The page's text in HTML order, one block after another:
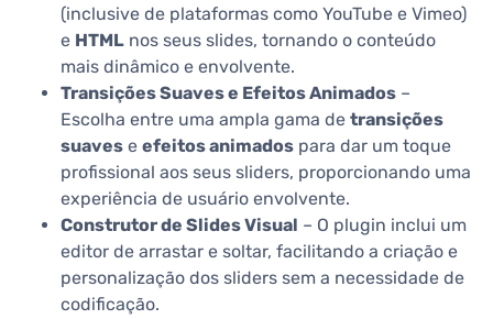
(inclusive de plataformas como YouTube e Vimeo)
e HTML nos seus slides, tornando o conteúdo
mais dinâmico e envolvente.
Transições Suaves e Efeitos Animados –
Escolha entre uma ampla gama de transições
suaves e efeitos animados para dar um toque
profissional aos seus sliders, proporcionando uma
experiência de usuário envolvente.
Construtor de Slides Visual – O plugin inclui um
editor de arrastar e soltar, facilitando a criação e
personalização dos sliders sem a necessidade de
codificação.